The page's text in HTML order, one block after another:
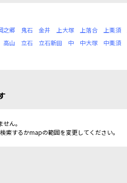
之郷 鬼石 金井 上大塚 上落合 上栗須
高山 立石 立石新田 中 中大塚 中栗須
ん。
索するかmapの範囲を変更してください。